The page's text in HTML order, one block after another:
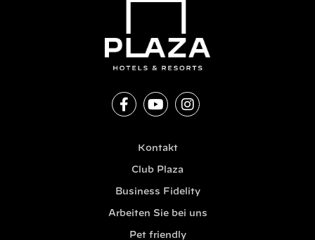
Kontakt
Club Plaza
Business Fidelity
Arbeiten Sie bei uns
Pet friendly